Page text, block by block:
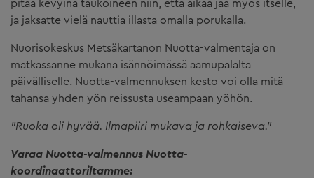
pitää kevyinä taukoineen niin, että aikaa jää myös itselle,
ja jaksatte vielä nauttia illasta omalla porukalla.
Nuorisokeskus Metsäkartanon Nuotta-valmentaja on
matkassanne mukana isännöimässä aamupalalta
päivälliselle. Nuotta-valmennuksen kesto voi olla mitä
tahansa yhden yön reissusta useampaan yöhön.
"Ruoka oli hyvää. Ilmapiiri mukava ja rohkaiseva."
Varaa Nuotta-valmennus Nuotta-
koordinaattoriltamme: